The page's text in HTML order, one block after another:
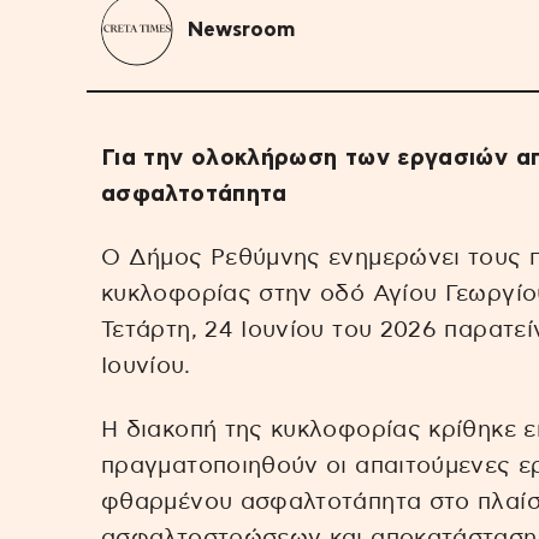
Newsroom
Για την ολοκλήρωση των εργασιών
ασφαλτοτάπητα
Ο Δήμος Ρεθύμνης ενημερώνει τους
κυκλοφορίας στην οδό Αγίου
Τετάρτη, 24 Ιουνίου του 2026
Ιουνίου.
Η διακοπή της κυκλοφορίας κρίθηκε
πραγματοποιηθούν οι απαιτούμενες
φθαρμένου ασφαλτοτάπητα στο